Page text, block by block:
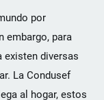
por
embargo, para
existen diversas
La Condusef
al hogar, estos